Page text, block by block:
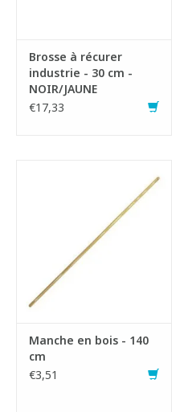
Brosse à récurer
industrie - 30 cm -
NOIR/JAUNE
€17,33
Manche en bois - 140
cm
€3,51